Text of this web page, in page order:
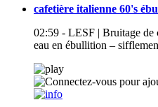
cafetière italienne 60's
02:59 - LESF | Bruitage de
eau en ébullition –